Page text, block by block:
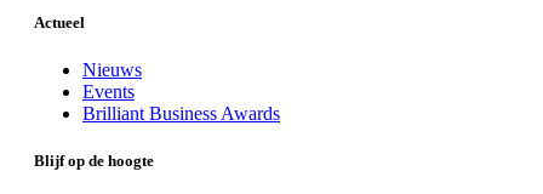
Actueel
Nieuws
Events
Brilliant Business Awards
Blijf op de hoogte